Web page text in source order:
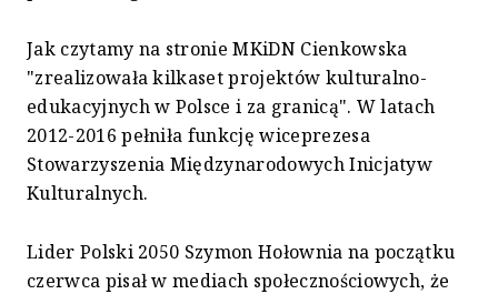
Jak czytamy na stronie MKiDN Cienkowska
"zrealizowała kilkaset projektów kulturalno-
edukacyjnych w Polsce i za granicą". W latach
2012-2016 pełniła funkcję wiceprezesa
Stowarzyszenia Międzynarodowych Inicjatyw
Kulturalnych.
Lider Polski 2050 Szymon Hołownia na początku
czerwca pisał w mediach społecznościowych, że